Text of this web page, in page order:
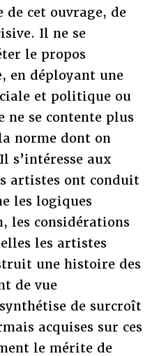
de cet ouvrage, de
Il ne se
le propos
en déployant une
et politique ou
ne se contente plus
norme dont on
s’intéresse aux
artistes ont conduit
les logiques
les considérations
les artistes
une histoire des
de vue
de surcroît
acquises sur ces
le mérite de